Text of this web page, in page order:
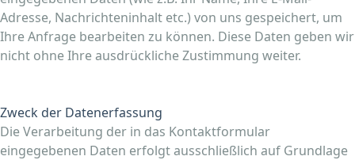
Adresse, Nachrichteninhalt etc.) von uns gespeichert, um
Ihre Anfrage bearbeiten zu können. Diese Daten geben wir
nicht ohne Ihre ausdrückliche Zustimmung weiter.
Zweck der Datenerfassung
Die Verarbeitung der in das Kontaktformular
eingegebenen Daten erfolgt ausschließlich auf Grundlage